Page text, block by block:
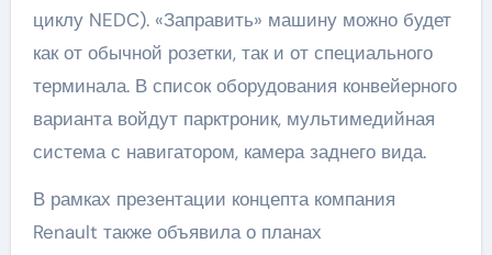
циклу NEDC). «Заправить» машину можно будет
как от обычной розетки, так и от специального
терминала. В список оборудования конвейерного
варианта войдут парктроник, мультимедийная
система с навигатором, камера заднего вида.
В рамках презентации концепта компания
Renault также объявила о планах